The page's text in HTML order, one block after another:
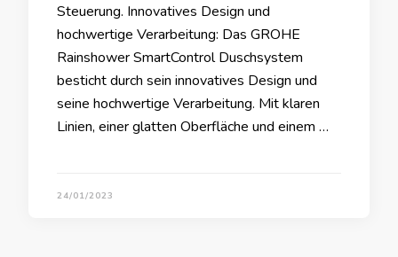
Steuerung. Innovatives Design und
hochwertige Verarbeitung: Das GROHE
Rainshower SmartControl Duschsystem
besticht durch sein innovatives Design und
seine hochwertige Verarbeitung. Mit klaren
Linien, einer glatten Oberfläche und einem …
24/01/2023